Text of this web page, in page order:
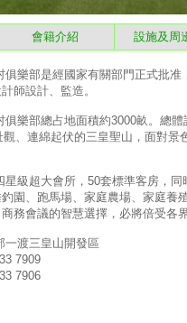
會籍介紹 設施及周
部是經國家有關部門正式批准
師設計、監造。
部總占地面積約3000畝。總體
、連綿起伏的三皇聖山，面對
超大會所，50套標準客房，同
園、跑馬場、家庭農場、家庭養
務會議的智慧選擇，必將倍受各
一渡三皇山開發區
7909
7906